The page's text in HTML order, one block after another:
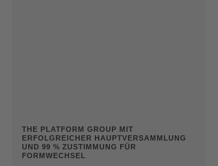
THE PLATFORM GROUP MIT
ERFOLGREICHER HAUPTVERSAMMLUNG
UND 99 % ZUSTIMMUNG FÜR
FORMWECHSEL